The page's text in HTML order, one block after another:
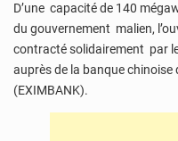
D’une capacité de 140
du gouvernement malien,
contracté solidairement par
auprès de la banque
(EXIMBANK).